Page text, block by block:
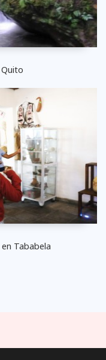
Tababela